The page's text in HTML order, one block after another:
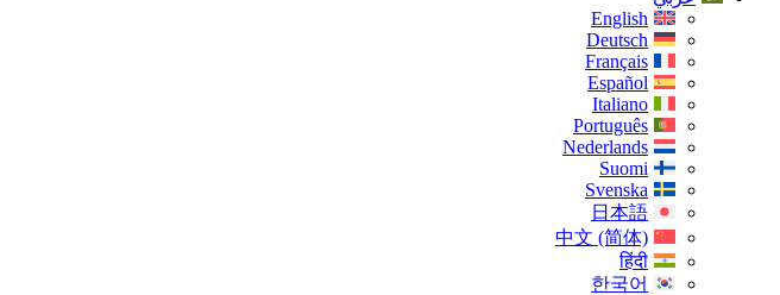
English
Deutsch
Français
Español
Italiano
Português
Nederlands
Suomi
Svenska
日本語
中文 (简体)
हिंदी
한국어